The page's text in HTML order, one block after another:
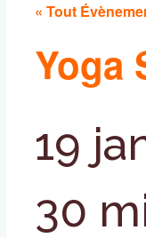
« Tout
Yoga
19
30